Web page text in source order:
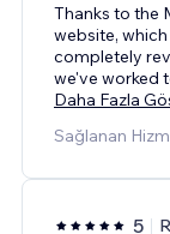
Thanks to the
website,
completely
we've worked
Daha Fazla
Sağlanan
5